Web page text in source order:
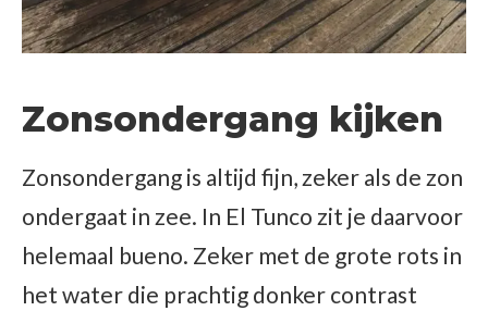
Zonsondergang kijken
Zonsondergang is altijd fijn, zeker als de zon
ondergaat in zee. In El Tunco zit je daarvoor
helemaal bueno. Zeker met de grote rots in
het water die prachtig donker contrast